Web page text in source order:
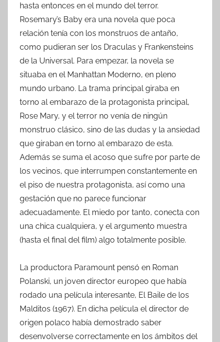
hasta entonces en el mundo del terror.
Rosemary’s Baby era una novela que poca
relación tenía con los monstruos de antaño,
como pudieran ser los Draculas y Frankensteins
de la Universal. Para empezar, la novela se
situaba en el Manhattan Moderno, en pleno
mundo urbano. La trama principal giraba en
torno al embarazo de la protagonista principal,
Rose Mary, y el terror no venía de ningún
monstruo clásico, sino de las dudas y la ansiedad
que giraban en torno al embarazo de esta.
Además se suma el acoso que sufre por parte de
los vecinos, que interrumpen constantemente en
el piso de nuestra protagonista, así como una
gestación que no parece funcionar
adecuadamente. El miedo por tanto, conecta con
una chica cualquiera, y el argumento muestra
(hasta el final del film) algo totalmente posible.
La productora Paramount pensó en Roman
Polanski, un joven director europeo que había
rodado una película interesante, El Baile de los
Malditos (1967). En dicha película el director de
origen polaco había demostrado saber
desenvolverse correctamente en los ámbitos del